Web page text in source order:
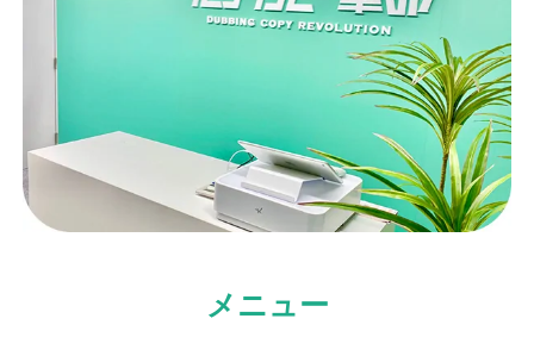
メニュー